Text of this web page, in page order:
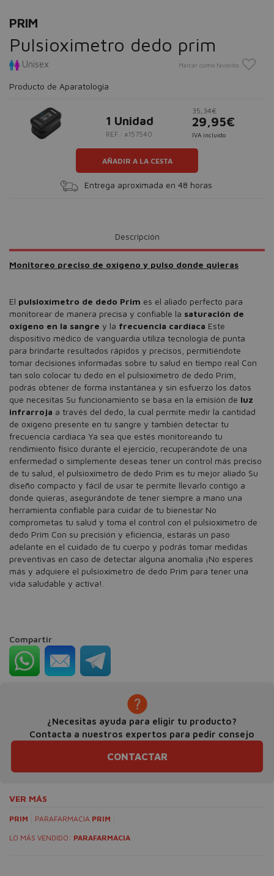
PRIM
Pulsioximetro dedo prim
Unisex Marcar como favorito
Producto de Aparatología
1 Unidad
REF.: #157540
35,34€
29,95€
IVA incluido
AÑADIR A LA CESTA
Entrega aproximada en 48 horas
Descripción
Monitoreo preciso de oxígeno y pulso donde quieras
El pulsioxímetro de dedo Prim es el aliado perfecto para
monitorear de manera precisa y confiable la saturación de
oxígeno en la sangre y la frecuencia cardíaca Este
dispositivo médico de vanguardia utiliza tecnología de punta
para brindarte resultados rápidos y precisos, permitiéndote
tomar decisiones informadas sobre tu salud en tiempo real Con
tan solo colocar tu dedo en el pulsioxímetro de dedo Prim,
podrás obtener de forma instantánea y sin esfuerzo los datos
que necesitas Su funcionamiento se basa en la emisión de luz
infrarroja a través del dedo, la cual permite medir la cantidad
de oxígeno presente en tu sangre y también detectar tu
frecuencia cardíaca Ya sea que estés monitoreando tu
rendimiento físico durante el ejercicio, recuperándote de una
enfermedad o simplemente deseas tener un control más preciso
de tu salud, el pulsioxímetro de dedo Prim es tu mejor aliado Su
diseño compacto y fácil de usar te permite llevarlo contigo a
donde quieras, asegurándote de tener siempre a mano una
herramienta confiable para cuidar de tu bienestar No
comprometas tu salud y toma el control con el pulsioxímetro de
dedo Prim Con su precisión y eficiencia, estarás un paso
adelante en el cuidado de tu cuerpo y podrás tomar medidas
preventivas en caso de detectar alguna anomalía ¡No esperes
más y adquiere el pulsioxímetro de dedo Prim para tener una
vida saludable y activa!.
Compartir
¿Necesitas ayuda para eligir tu producto?
Contacta a nuestros expertos para pedir consejo
CONTACTAR
VER MÁS
PRIM PARAFARMACIA PRIM
LO MÁS VENDIDO: PARAFARMACIA